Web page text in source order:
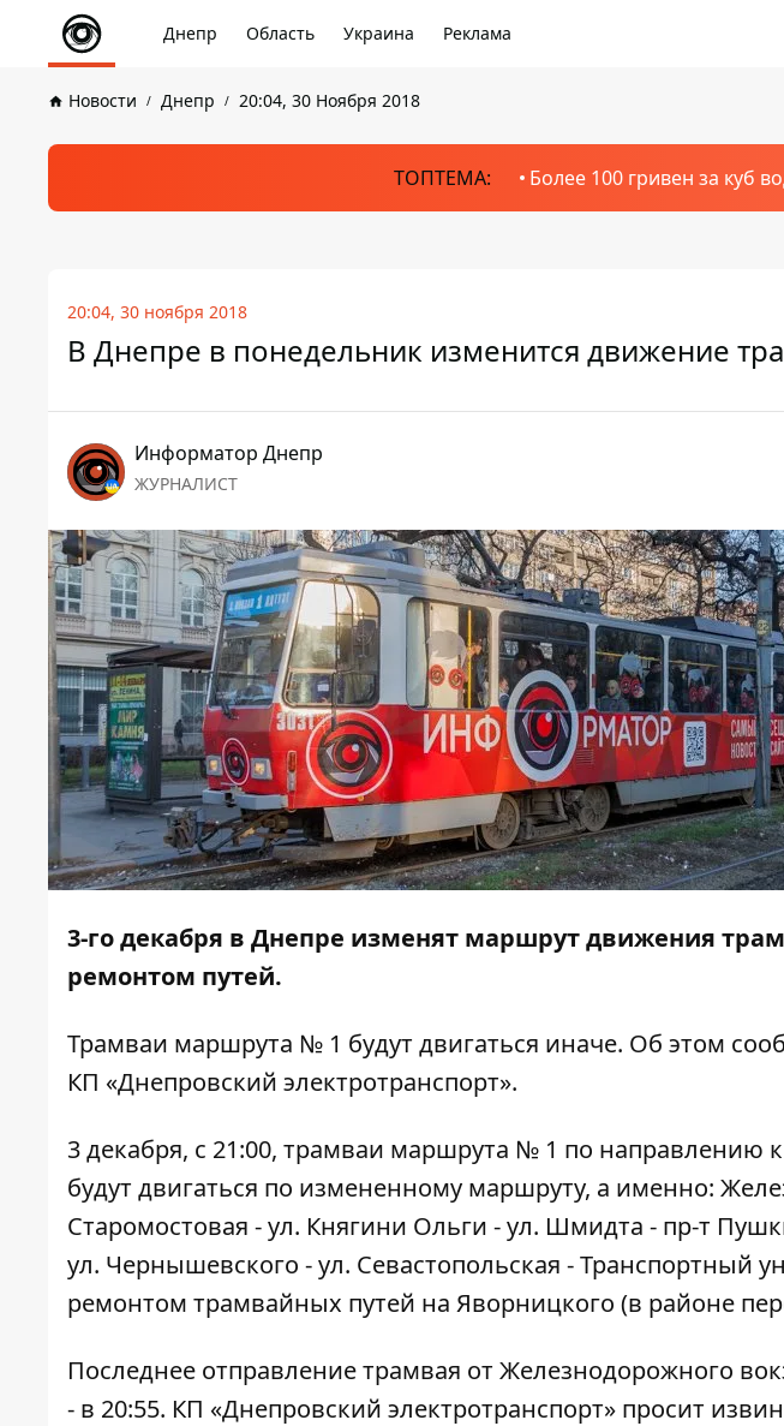
Днепр Область Украина Реклама
Новости Днепр 20:04, 30 Ноября 2018
ТОПТЕМА: Более 100 гривен за куб
20:04, 30 ноября 2018
В Днепре в понедельник изменится движение
Информатор Днепр
ЖУРНАЛИСТ
3-го декабря в Днепре изменят маршрут движения
ремонтом путей.
Трамваи маршрута № 1 будут двигаться иначе. Об этом
КП «Днепровский электротранспорт».
3 декабря, с 21:00, трамваи маршрута № 1 по направлению
будут двигаться по измененному маршруту, а именно:
Старомостовая - ул. Княгини Ольги - ул. Шмидта - пр-т
ул. Чернышевского - ул. Севастопольская - Транспортный
ремонтом трамвайных путей на Яворницкого (в районе
Последнее отправление трамвая от Железнодорожного
- в 20:55. КП «Днепровский электротранспорт» просит